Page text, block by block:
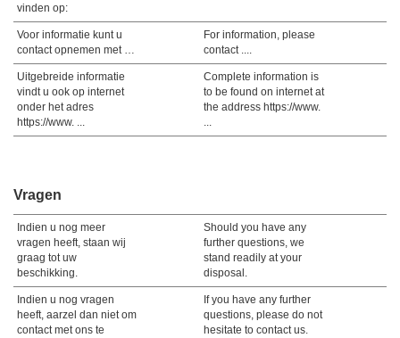
vinden op:
Voor informatie kunt u
contact opnemen met …
For information, please
contact ....
Uitgebreide informatie
vindt u ook op internet
onder het adres
https://www. ...
Complete information is
to be found on internet at
the address https://www.
...
Vragen
Indien u nog meer
vragen heeft, staan wij
graag tot uw
beschikking.
Should you have any
further questions, we
stand readily at your
disposal.
Indien u nog vragen
heeft, aarzel dan niet om
contact met ons te
If you have any further
questions, please do not
hesitate to contact us.